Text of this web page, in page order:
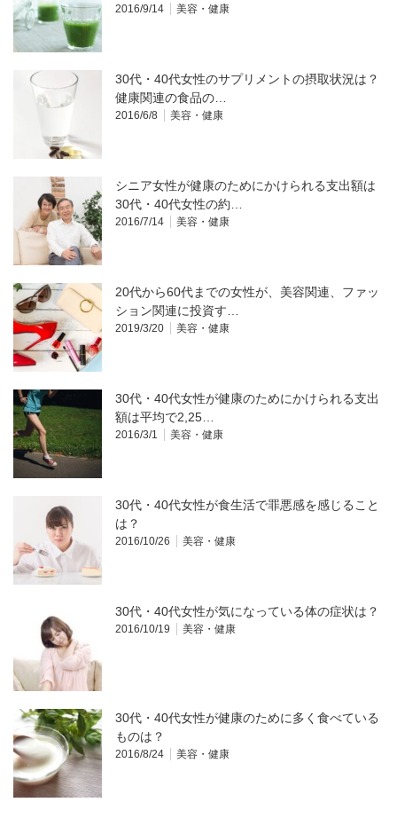
2016/9/14 美容・健康
30代・40代女性のサプリメントの摂取状況は？
健康関連の食品の…
2016/6/8 美容・健康
シニア女性が健康のためにかけられる支出額は
30代・40代女性の約…
2016/7/14 美容・健康
20代から60代までの女性が、美容関連、ファッ
ション関連に投資す…
2019/3/20 美容・健康
30代・40代女性が健康のためにかけられる支出
額は平均で2,25…
2016/3/1 美容・健康
30代・40代女性が食生活で罪悪感を感じること
は？
2016/10/26 美容・健康
30代・40代女性が気になっている体の症状は？
2016/10/19 美容・健康
30代・40代女性が健康のために多く食べている
ものは？
2016/8/24 美容・健康